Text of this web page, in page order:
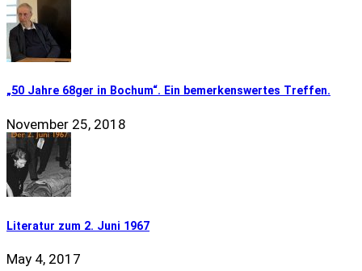
„50 Jahre 68ger in Bochum“. Ein bemerkenswertes Treffen.
November 25, 2018
Literatur zum 2. Juni 1967
May 4, 2017